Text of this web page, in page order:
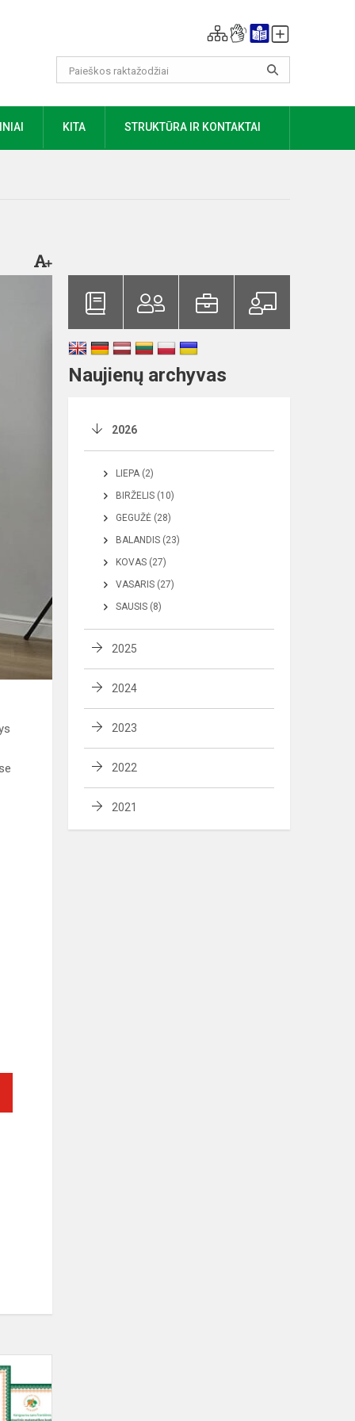
KITA STRUKTŪRA IR KONTAKTAI
matematikos
Naujienų archyvas
2026
LIEPA (2)
BIRŽELIS (10)
GEGUŽĖ (28)
BALANDIS (23)
KOVAS (27)
VASARIS (27)
SAUSIS (8)
2025
2024
2023
2022
2021